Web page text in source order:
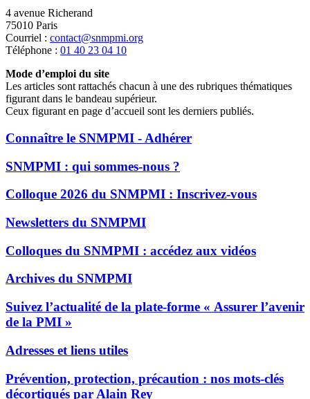
4 avenue Richerand
75010 Paris
Courriel : contact@snmpmi.org
Téléphone : 01 40 23 04 10
Mode d’emploi du site
Les articles sont rattachés chacun à une des rubriques thématiques
figurant dans le bandeau supérieur.
Ceux figurant en page d’accueil sont les derniers publiés.
Connaître le SNMPMI - Adhérer
SNMPMI : qui sommes-nous ?
Colloque 2026 du SNMPMI : Inscrivez-vous
Newsletters du SNMPMI
Colloques du SNMPMI : accédez aux vidéos
Archives du SNMPMI
Suivez l’actualité de la plate-forme « Assurer l’avenir
de la PMI »
Adresses et liens utiles
Prévention, protection, précaution : nos mots-clés
décortiqués par Alain Rey